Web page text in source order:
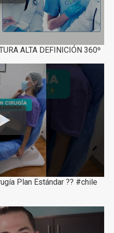
ALTA DEFINICIÓN 360º
Plan Estándar ?? #chile